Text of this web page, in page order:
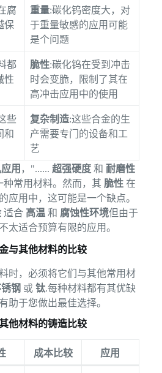
腐
保
重量:碳化钨密度大，对
于重量敏感的应用可能
是个问题
都
性
脆性:碳化钨在受到冲击
时会变脆，限制了其在
高冲击应用中的使用
些
和
复杂制造:这些合金的生
产需要专门的设备和工
艺
用 ，"...... 超强硬度和 耐磨性
常用材料。然而，其 脆性在
应用中，这可能是一个缺点。
适合 高温 和 腐蚀性环境但由于
太适合预算有限的应用。
与其他材料的比较
时，必须将它们与其他常用材
钢 或 钛.每种材料都有其优缺
助于您做出最佳选择。
他材料的铸造比较
成本比较 应用